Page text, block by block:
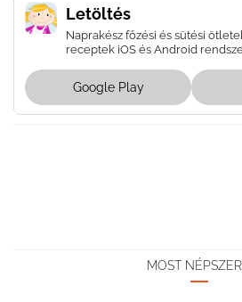
Letöltés
Naprakész főzési és sütési
receptek iOS és Android
Google Play
MOST